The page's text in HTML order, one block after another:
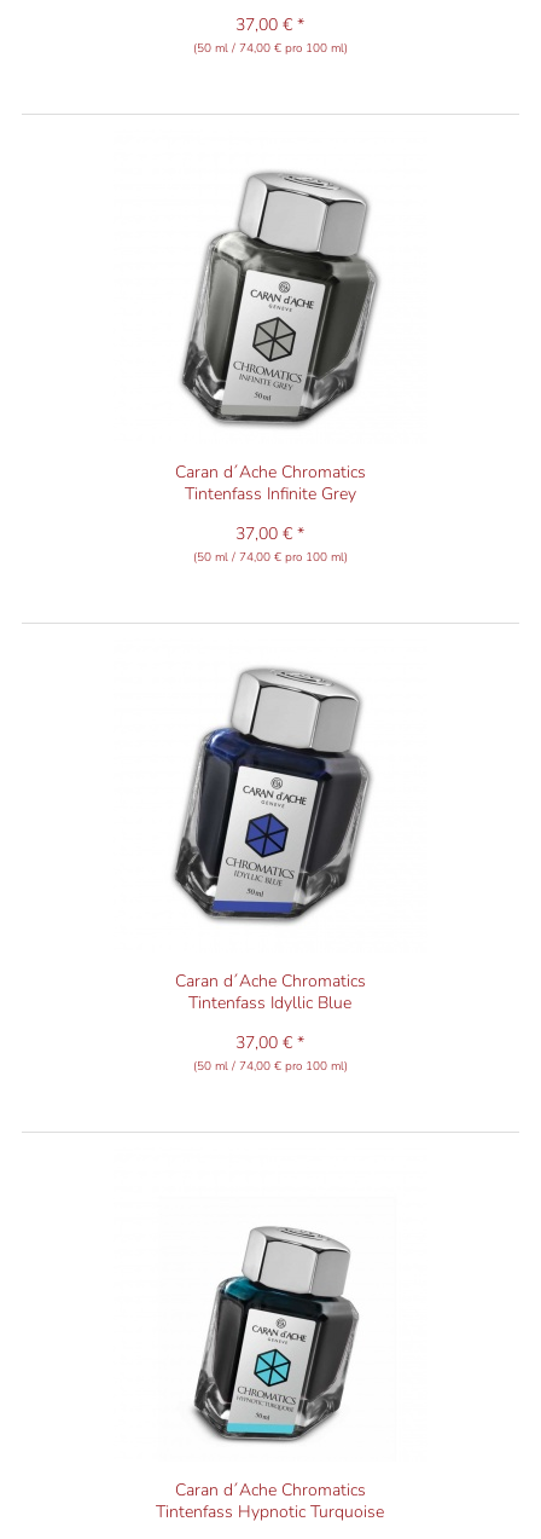
37,00 € *
(50 ml / 74,00 € pro 100 ml)
Caran d´Ache Chromatics
Tintenfass Infinite Grey
37,00 € *
(50 ml / 74,00 € pro 100 ml)
Caran d´Ache Chromatics
Tintenfass Idyllic Blue
37,00 € *
(50 ml / 74,00 € pro 100 ml)
Caran d´Ache Chromatics
Tintenfass Hypnotic Turquoise